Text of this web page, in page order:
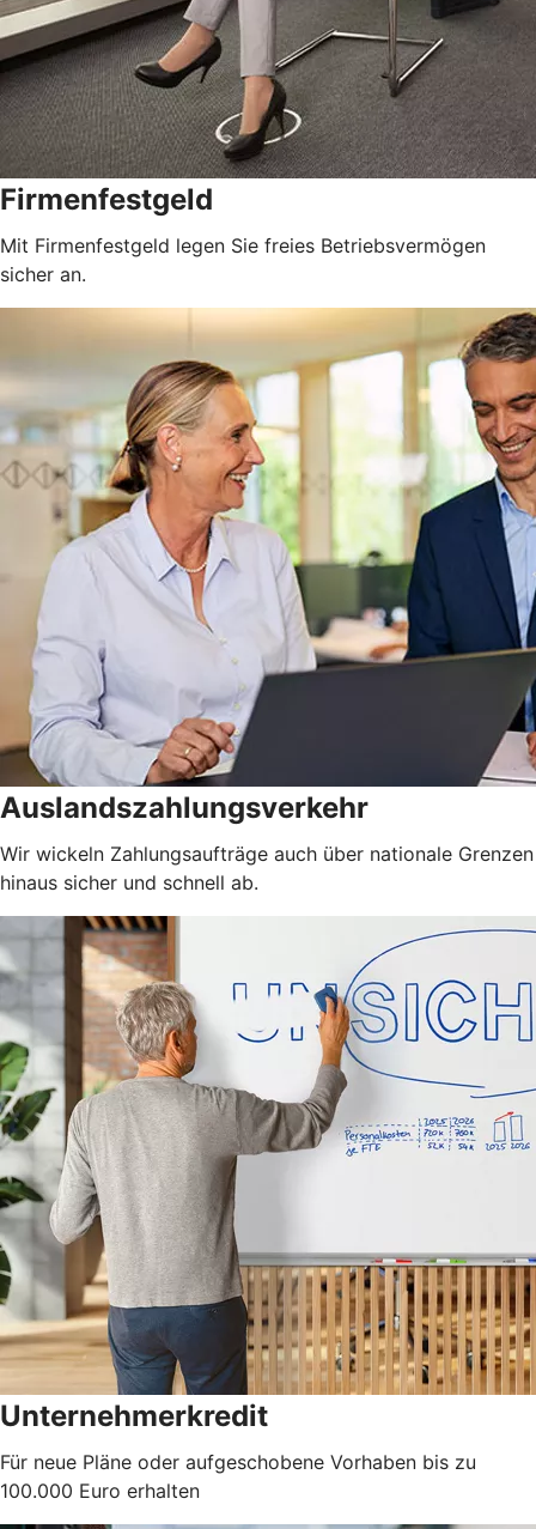
Firmenfestgeld
Mit Firmenfestgeld legen Sie freies Betriebsvermögen
sicher an.
Auslandszahlungsverkehr
Wir wickeln Zahlungsaufträge auch über nationale Grenzen
hinaus sicher und schnell ab.
Unternehmerkredit
Für neue Pläne oder aufgeschobene Vorhaben bis zu
100.000 Euro erhalten